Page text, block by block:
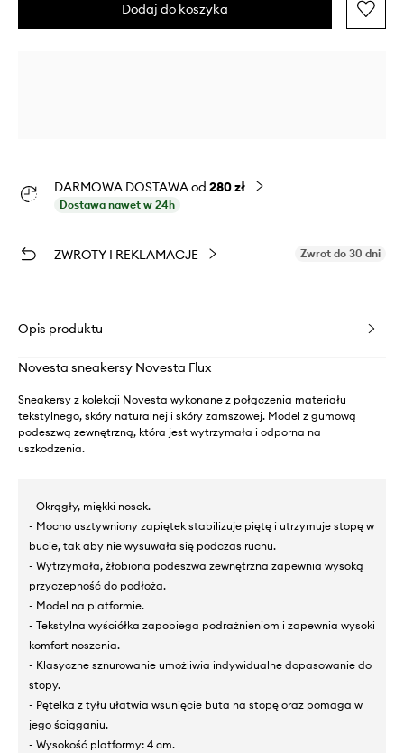
Dodaj do koszyka
DARMOWA DOSTAWA od 280 zł
Dostawa nawet w 24h
ZWROTY I REKLAMACJE Zwrot do 30 dni
Opis produktu
Novesta sneakersy Novesta Flux
Sneakersy z kolekcji Novesta wykonane z połączenia materiału
tekstylnego, skóry naturalnej i skóry zamszowej. Model z gumową
podeszwą zewnętrzną, która jest wytrzymała i odporna na
uszkodzenia.
- Okrągły, miękki nosek.
- Mocno usztywniony zapiętek stabilizuje piętę i utrzymuje stopę w
bucie, tak aby nie wysuwała się podczas ruchu.
- Wytrzymała, żłobiona podeszwa zewnętrzna zapewnia wysoką
przyczepność do podłoża.
- Model na platformie.
- Tekstylna wyściółka zapobiega podrażnieniom i zapewnia wysoki
komfort noszenia.
- Klasyczne sznurowanie umożliwia indywidualne dopasowanie do
stopy.
- Pętelka z tyłu ułatwia wsunięcie buta na stopę oraz pomaga w
jego ściąganiu.
- Wysokość platformy: 4 cm.